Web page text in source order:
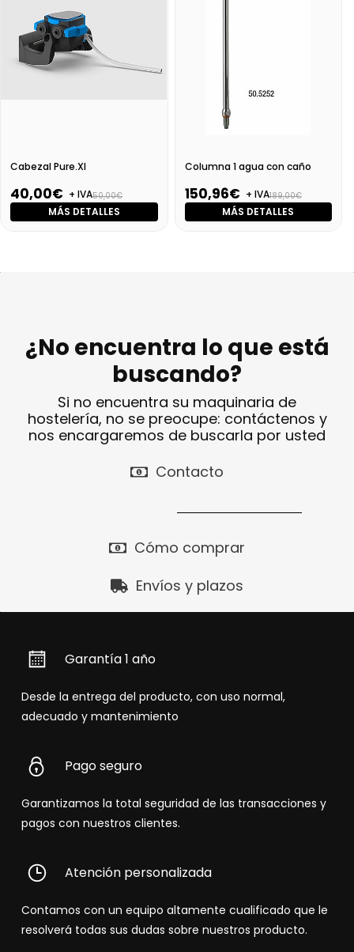
Cabezal Pure.Xl
40,00€ + IVA50,00€
MÁS DETALLES
Columna 1 agua con caño
150,96€ + IVA189,00€
MÁS DETALLES
¿No encuentra lo que está
buscando?
Si no encuentra su maquinaria de
hostelería, no se preocupe: contáctenos y
nos encargaremos de buscarla por usted
Contacto
Cómo comprar
Envíos y plazos
Garantía 1 año
Desde la entrega del producto, con uso normal,
adecuado y mantenimiento
Pago seguro
Garantizamos la total seguridad de las transacciones y
pagos con nuestros clientes.
Atención personalizada
Contamos con un equipo altamente cualificado que le
resolverá todas sus dudas sobre nuestros producto.